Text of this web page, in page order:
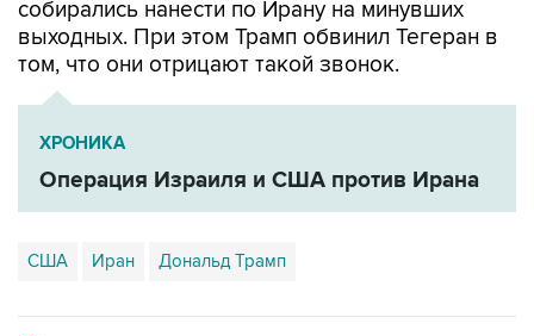
собирались нанести по Ирану на минувших
выходных. При этом Трамп обвинил Тегеран в
том, что они отрицают такой звонок.
ХРОНИКА
Операция Израиля и США против Ирана
США Иран Дональд Трамп